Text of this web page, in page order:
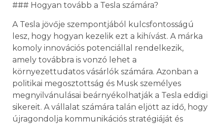
### Hogyan tovább a Tesla számára?
A Tesla jövője szempontjából kulcsfontosságú
lesz, hogy hogyan kezelik ezt a kihívást. A márka
komoly innovációs potenciállal rendelkezik,
amely továbbra is vonzó lehet a
környezettudatos vásárlók számára. Azonban a
politikai megosztottság és Musk személyes
megnyilvánulásai beárnyékolhatják a Tesla eddigi
sikereit. A vállalat számára talán eljött az idő, hogy
újragondolja kommunikációs stratégiáját és